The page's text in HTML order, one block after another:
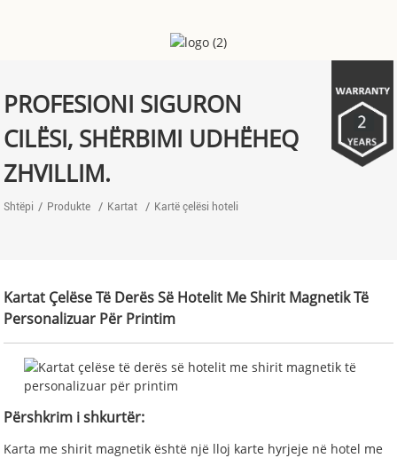
PROFESIONI SIGURON
CILËSI, SHËRBIMI UDHËHEQ
ZHVILLIM.
Shtëpi Produkte Kartat Kartë çelësi hoteli
Kartat Çelëse Të Derës Së Hotelit Me Shirit Magnetik Të
Personalizuar Për Printim
Përshkrim i shkurtër:
Karta me shirit magnetik është një lloj karte hyrjeje në hotel me